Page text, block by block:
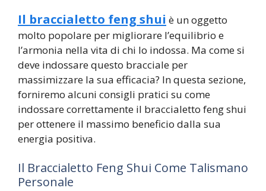
Il braccialetto feng shui è un oggetto
molto popolare per migliorare l’equilibrio e
l’armonia nella vita di chi lo indossa. Ma come si
deve indossare questo bracciale per
massimizzare la sua efficacia? In questa sezione,
forniremo alcuni consigli pratici su come
indossare correttamente il braccialetto feng shui
per ottenere il massimo beneficio dalla sua
energia positiva.
Il Braccialetto Feng Shui Come Talismano
Personale